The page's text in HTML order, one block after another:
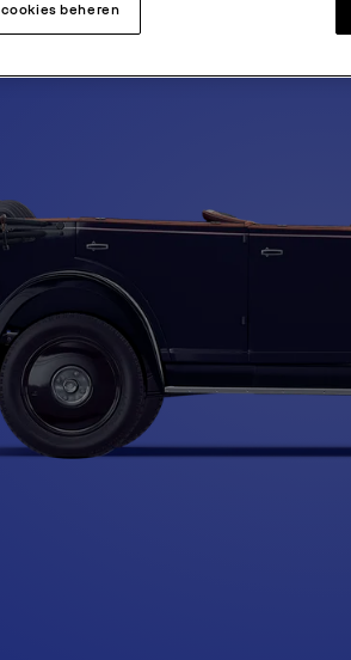
cookies beheren